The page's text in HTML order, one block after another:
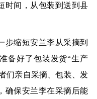
时间，从包装到送到县
缩短安兰李从采摘到
备好了包装发货“生产
们亲自采摘、包装、发
确保安兰李在采摘后能